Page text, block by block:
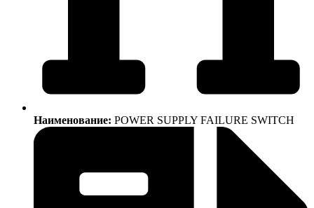
Наименование: POWER SUPPLY FAILURE SWITCH